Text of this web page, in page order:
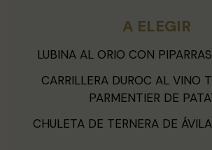
A ELEGIR
LUBINA AL ORIO CON
CARRILLERA DUROC AL VINO
PARMENTIER DE
CHULETA DE TERNERA DE